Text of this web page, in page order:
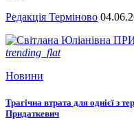
Редакція Терміново
trending_flat
Новини
Трагічна втрата для однієї з
Придаткевич